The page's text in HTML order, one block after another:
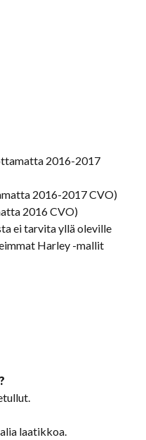
2016-2017
2016-2017 CVO)
2016 CVO)
ei tarvita yllä oleville
Harley -mallit
laatikkoa.